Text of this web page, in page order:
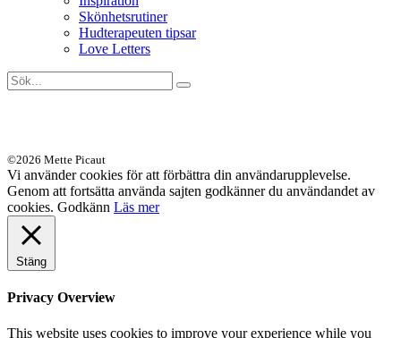
Skönhetsrutiner
Hudterapeuten tipsar
Love Letters
©2026 Mette Picaut
Vi använder cookies för att förbättra din användarupplevelse.
Genom att fortsätta använda sajten godkänner du användandet av
cookies. Godkänn Läs mer
Stäng
Privacy Overview
This website uses cookies to improve your experience while you